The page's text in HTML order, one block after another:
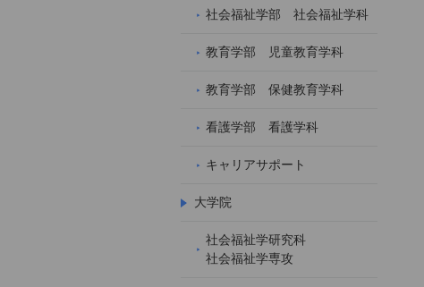
社会福祉学部 社会福祉学科
教育学部 児童教育学科
教育学部 保健教育学科
看護学部 看護学科
キャリアサポート
大学院
社会福祉学研究科
社会福祉学専攻